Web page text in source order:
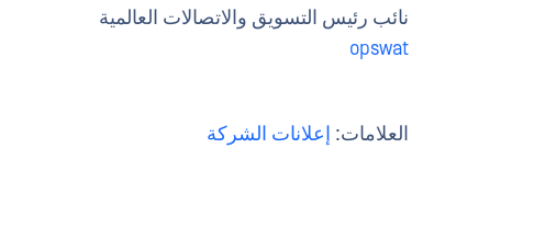
نائب رئيس التسويق والاتصالات العالمية
opswat
العلامات: إعلانات الشركة